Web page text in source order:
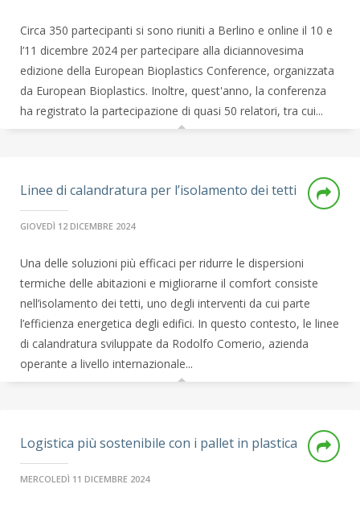
Circa 350 partecipanti si sono riuniti a Berlino e online il 10 e
l’11 dicembre 2024 per partecipare alla diciannovesima
edizione della European Bioplastics Conference, organizzata
da European Bioplastics. Inoltre, quest'anno, la conferenza
ha registrato la partecipazione di quasi 50 relatori, tra cui...
Linee di calandratura per l’isolamento dei tetti
GIOVEDÌ 12 DICEMBRE 2024
Una delle soluzioni più efficaci per ridurre le dispersioni
termiche delle abitazioni e migliorarne il comfort consiste
nell’isolamento dei tetti, uno degli interventi da cui parte
l’efficienza energetica degli edifici. In questo contesto, le linee
di calandratura sviluppate da Rodolfo Comerio, azienda
operante a livello internazionale...
Logistica più sostenibile con i pallet in plastica
MERCOLEDÌ 11 DICEMBRE 2024